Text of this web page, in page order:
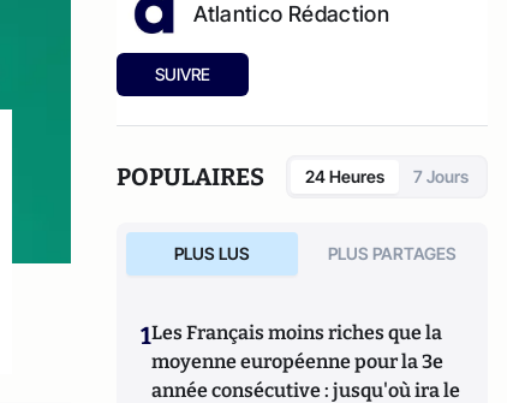
Atlantico Rédaction
SUIVRE
POPULAIRES 24 Heures 7 Jours
PLUS LUS PLUS PARTAGES
1Les Français moins riches que la
moyenne européenne pour la 3e
année consécutive : jusqu'où ira le